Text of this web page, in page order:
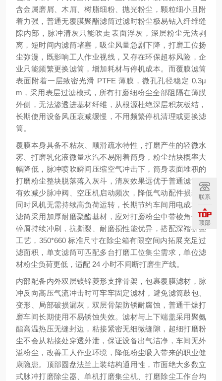
含金属磨屑、木屑、树脂细粉、抛光粉尘，颗粒细小且附
着力强，普通无覆膜聚酯滤筒过滤时粉尘极易钻入纤维缝
隙内部，脉冲清灰只能吹走表面浮灰，深层粉尘无法剥
离，短时间内滤筒堵塞，吸尘风量急剧下降，打磨工位扬
尘弥漫，既影响工人作业视线，又存在环保超标风险，企
业只能频繁更换滤筒，增加耗材与停机成本。而覆膜滤筒
表面附着一层致密光滑 PTFE 薄膜，微孔孔径稳定 0.3μ
m，采用表层过滤模式，所有打磨细粉尘全部阻隔在薄膜
外侧，无法渗透进基材纤维，从根源杜绝深层积灰板结，
长期使用设备风压衰减缓慢，不用频繁停机清理或更换滤
筒。
覆膜本身具备不粘灰、顺滑疏水特性，打磨产生的轻微水
雾、打磨乳化液微量水汽不易附着筒身，粉尘结块概率大
幅降低，脉冲喷吹瞬间压缩空气冲击下，筒身表面堆积的
打磨粉尘整块脱落落入灰斗，清灰效果远优于普通滤筒，
有效减少脉冲阀、空压机启动频次，降低气动配件损耗，
同时风机无需持续高负荷运转，长期节约车间用电成本。
滤筒采用加厚耐磨聚酯基材，应对打磨粉尘中带棱角金属
碎屑持续冲刷，抗撕裂、耐磨损性能优异，搭配深褶折叠
工艺，350*660 标准尺寸在除尘箱有限空间内拓展充足过
滤面积，单支滤筒可匹配多台打磨工位集尘需求，单位滤
材粉尘负荷更低，适配 24 小时不间断打磨生产线。
内部配备内外双层镀锌菱形支撑骨架，包裹覆膜滤材，脉
冲反向高压气流冲击时可牢牢固定滤材，避免滤筒鼓包、
变形、局部破损漏灰，双层骨架防锈耐腐蚀，普通干燥打
磨车间长期使用不易锈蚀失效。滤材与上下端盖采用聚氨
酯高温热压无缝封边，粘接紧密无细微缝隙，超细打磨粉
尘不会从粘接处穿透外泄，保证设备出气洁净，车间无外
溢粉尘，改善工人作业环境，降低粉尘吸入带来的职业健
康隐患。顶部圆盘法兰上装结构通用性，市面绝大多数立
式脉冲打磨除尘器、单机打磨集尘机、打磨除尘工作台均
联系
顶部